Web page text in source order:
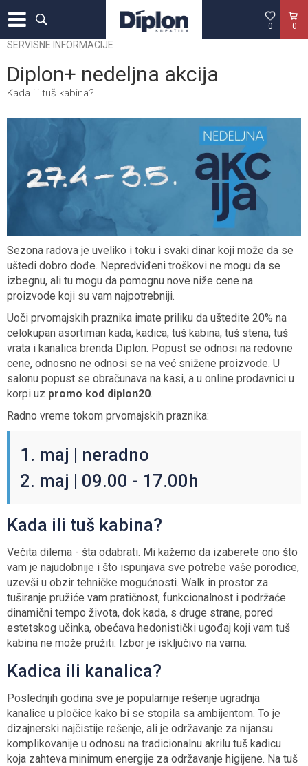
0
0
SERVISNE INFORMACIJE
Diplon+ nedeljna akcija
Kada ili tuš kabina?
Sezona radova je uveliko i toku i svaki dinar koji može da se
uštedi dobro dođe. Nepredviđeni troškovi ne mogu da se
izbegnu, ali tu mogu da pomognu nove niže cene na
proizvode koji su vam najpotrebniji.
Uoči prvomajskih praznika imate priliku da uštedite 20% na
celokupan asortiman kada, kadica, tuš kabina, tuš stena, tuš
vrata i kanalica brenda Diplon. Popust se odnosi na redovne
cene, odnosno ne odnosi se na već snižene proizvode. U
salonu popust se obračunava na kasi, a u online prodavnici u
korpi uz promo kod diplon20.
Radno vreme tokom prvomajskih praznika:
1. maj | neradno
2. maj | 09.00 - 17.00h
Kada ili tuš kabina?
Večita dilema - šta odabrati. Mi kažemo da izaberete ono što
vam je najudobnije i što ispunjava sve potrebe vaše porodice,
uzevši u obzir tehničke mogućnosti. Walk in prostor za
tuširanje pružiće vam pratičnost, funkcionalnost i podržaće
dinamični tempo života, dok kada, s druge strane, pored
estetskog učinka, obećava hedonistički ugođaj koji vam tuš
kabina ne može pružiti. Izbor je isključivo na vama.
Kadica ili kanalica?
Poslednjih godina sve je popularnije rešenje ugradnja
kanalice u pločice kako bi se stopila sa ambijentom. To je
dizajnerski najčistije rešenje, ali je održavanje za nijansu
komplikovanije u odnosu na tradicionalnu akrilu tuš kadicu
koja zahteva minimum energije za održavanje higijene. Na tuš